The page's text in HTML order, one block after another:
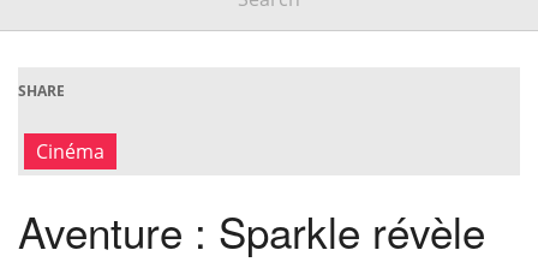
SHARE
Cinéma
Aventure : Sparkle révèle